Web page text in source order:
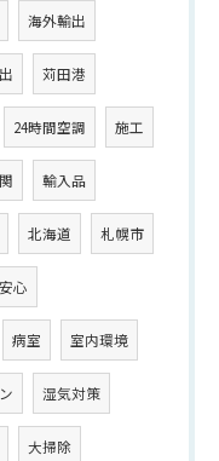
海外輸出
苅田港
24時間空調 施工
輸入品
北海道 札幌市
安心
病室 室内環境
湿気対策
大掃除